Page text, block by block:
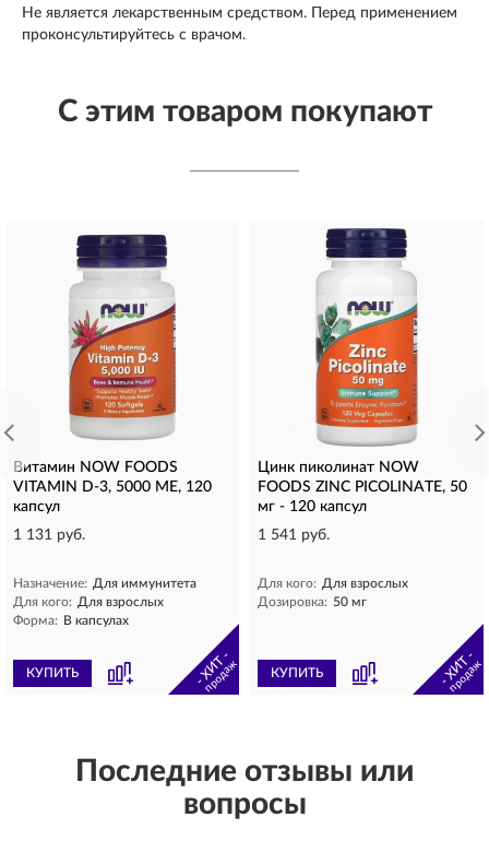
Не является лекарственным средством. Перед применением
проконсультируйтесь с врачом.
С этим товаром покупают
Витамин NOW FOODS
VITAMIN D-3, 5000 МЕ, 120
капсул
1 131 руб.
Назначение: Для иммунитета
Для кого: Для взрослых
Форма: В капсулах
КУПИТЬ - ХИТ -
продаж
Цинк пиколинат NOW
FOODS ZINC PICOLINATE, 50
мг - 120 капсул
1 541 руб.
Для кого: Для взрослых
Дозировка: 50 мг
КУПИТЬ - ХИТ -
продаж
Последние отзывы или
вопросы